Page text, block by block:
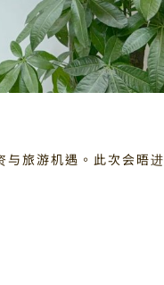
旅游机遇。此次会晤进